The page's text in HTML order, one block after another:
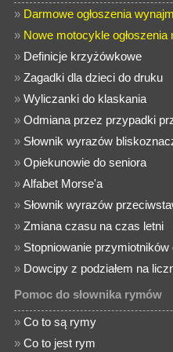
» Darmowe ogłoszenia
» Nowe motocykle
» Definicje krzyżówkowe
»Zagadki dla dzieci do druku
»Wyliczanki do klaskania
»Odmiana przez przypadki
» Słownik wyrazów
»Opiekunowie do seniora
»Alfabet Morse'a
» Słownik wyrazów
»Zmiana czasu na czas letni
» Stopniowanie przymiotników
» Dowcipy z podziałem na
Pomoc do słownika rymów
»Co to są rymy
»Co to jest rym